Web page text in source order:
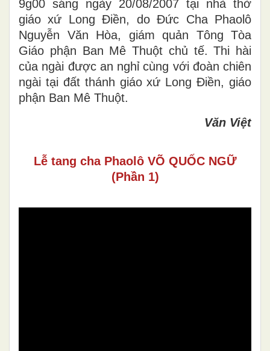
9g00 sáng ngày 20/08/2007 tại nhà thờ
giáo xứ Long Điền, do Đức Cha Phaolô
Nguyễn Văn Hòa, giám quản Tông Tòa
Giáo phận Ban Mê Thuột chủ tế. Thi hài
của ngài được an nghỉ cùng với đoàn chiên
ngài tại đất thánh giáo xứ Long Điền, giáo
phận Ban Mê Thuột.
Văn Việt
Lễ tang cha Phaolô VÕ QUỐC NGỮ
(Phần 1)